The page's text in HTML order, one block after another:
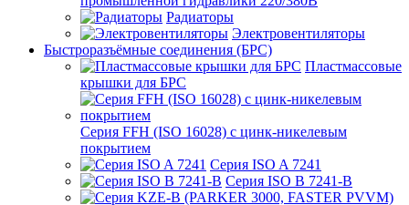
Радиаторы
Электровентиляторы
Быстроразъёмные соединения (БРС)
Пластмассовые
крышки для БРС
Серия FFH (ISO 16028) с цинк-никелевым
покрытием
Серия ISO A 7241
Серия ISO B 7241-B